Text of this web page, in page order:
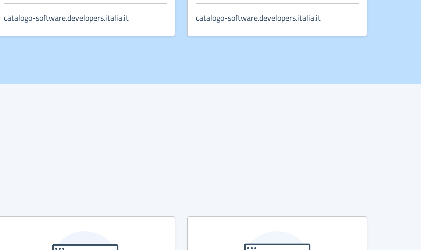
catalogo-software.developers.italia.it catalogo-software.developers.italia.it